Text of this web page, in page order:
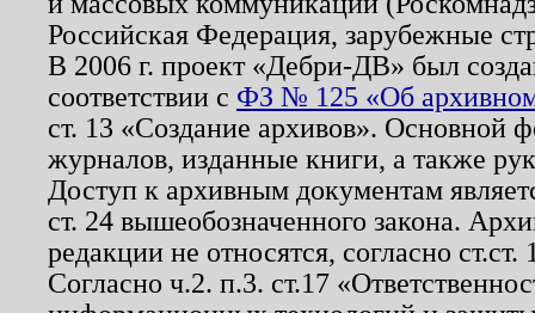
Российская Федерация, зарубежные
В 2006 г. проект «Дебри-ДВ» был
соответствии с ФЗ № 125 «Об
ст. 13 «Создание архивов». Основной
журналов, изданные книги, а также
Доступ к архивным документам
ст. 24 вышеобозначенного закона.
редакции не относятся, согласно
Согласно ч.2. п.3. ст.17